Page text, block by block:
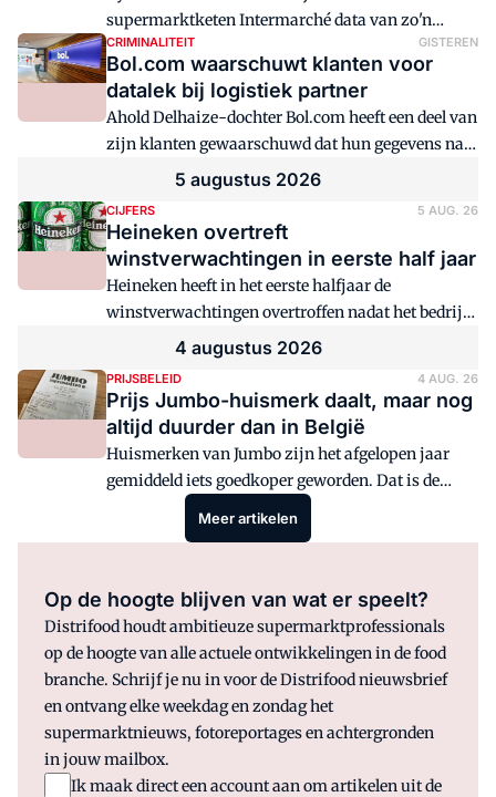
supermarktketen Intermarché data van zo'n
300.000 klanten buitgemaakt.
CRIMINALITEIT GISTEREN
Bol.com waarschuwt klanten voor
datalek bij logistiek partner
Ahold Delhaize-dochter Bol.com heeft een deel van
zijn klanten gewaarschuwd dat hun gegevens na
een datalek mogelijk bij hackers terecht zijn
5 augustus 2026
CIJFERS 5 AUG. 26
Heineken overtreft
winstverwachtingen in eerste half jaar
Heineken heeft in het eerste halfjaar de
winstverwachtingen overtroffen nadat het bedrijf
ongeveer 3000 banen heeft geschrapt. Dat is
ongeveer de helft van de maximaal 6000 banen die
het onder een tweejarig herstructureringsplan wil
laten verdwijnen.
4 augustus 2026
PRIJSBELEID 4 AUG. 26
Prijs Jumbo-huismerk daalt, maar nog
altijd duurder dan in België
Huismerken van Jumbo zijn het afgelopen jaar
gemiddeld iets goedkoper geworden. Dat is de
Meer artikelen
Op de hoogte blijven van wat er speelt?
Distrifood houdt ambitieuze supermarktprofessionals
op de hoogte van alle actuele ontwikkelingen in de food
branche. Schrijf je nu in voor de Distrifood nieuwsbrief
en ontvang elke weekdag en zondag het
supermarktnieuws, fotoreportages en achtergronden
in jouw mailbox.
Ik maak direct een account aan om artikelen uit de